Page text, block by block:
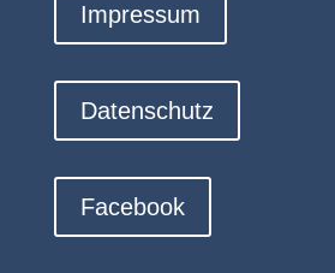
Impressum
Datenschutz
Facebook